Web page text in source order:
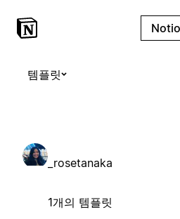
템플릿
_rosetanaka
1개의 템플릿